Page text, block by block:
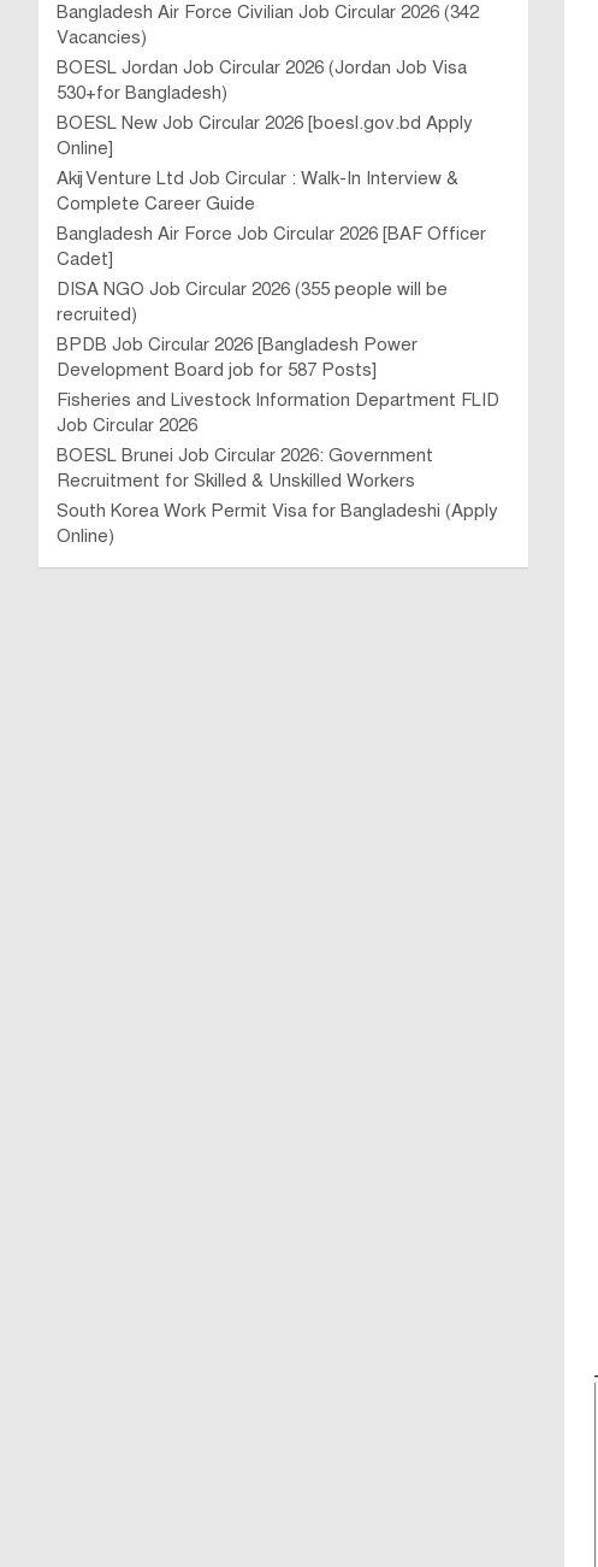
Bangladesh Air Force Civilian Job Circular 2026 (342
Vacancies)
BOESL Jordan Job Circular 2026 (Jordan Job Visa
530+for Bangladesh)
BOESL New Job Circular 2026 [boesl.gov.bd Apply
Online]
Akij Venture Ltd Job Circular : Walk-In Interview &
Complete Career Guide
Bangladesh Air Force Job Circular 2026 [BAF Officer
Cadet]
DISA NGO Job Circular 2026 (355 people will be
recruited)
BPDB Job Circular 2026 [Bangladesh Power
Development Board job for 587 Posts]
Fisheries and Livestock Information Department FLID
Job Circular 2026
BOESL Brunei Job Circular 2026: Government
Recruitment for Skilled & Unskilled Workers
South Korea Work Permit Visa for Bangladeshi (Apply
Online)